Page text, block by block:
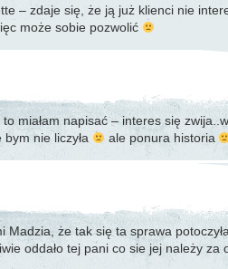
– zdaje się, że ją już klienci nie
może sobie pozwolić
to miałam napisać – interes się
nie liczyła
ale ponura historia
Madzia, że tak się ta sprawa
oddało tej pani co sie jej należy za